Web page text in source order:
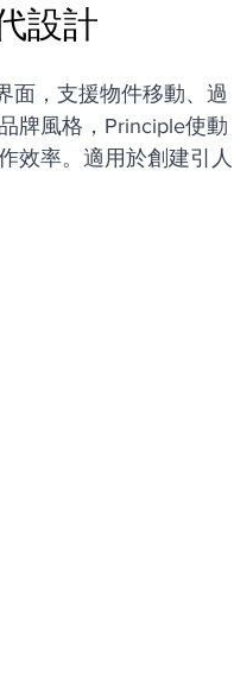
設計
面，支援物件移動、過
牌風格，Principle使動
效率。適用於創建引人